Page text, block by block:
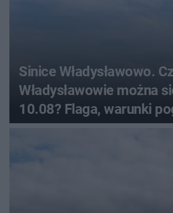
Sinice Władysławowo.
Władysławowie można
10.08? Flaga, warunki